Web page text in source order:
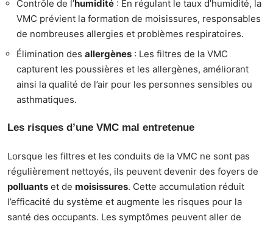
Contrôle de l’humidité : En régulant le taux d’humidité, la
VMC prévient la formation de moisissures, responsables
de nombreuses allergies et problèmes respiratoires.
Élimination des allergènes : Les filtres de la VMC
capturent les poussières et les allergènes, améliorant
ainsi la qualité de l’air pour les personnes sensibles ou
asthmatiques.
Les risques d’une VMC mal entretenue
Lorsque les filtres et les conduits de la VMC ne sont pas
régulièrement nettoyés, ils peuvent devenir des foyers de
polluants et de moisissures. Cette accumulation réduit
l’efficacité du système et augmente les risques pour la
santé des occupants. Les symptômes peuvent aller de